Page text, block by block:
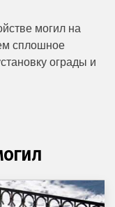
могил на
сплошное
ограды и